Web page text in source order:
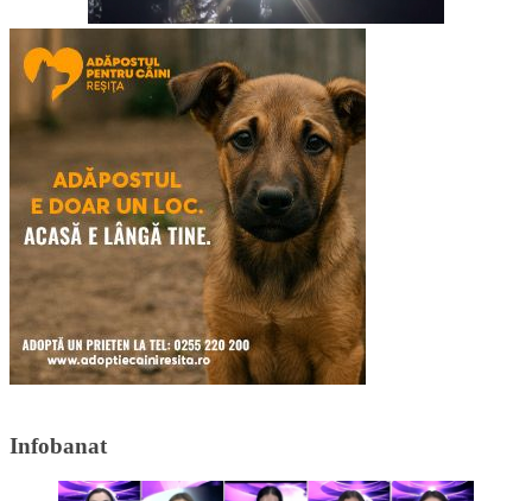
Infobanat